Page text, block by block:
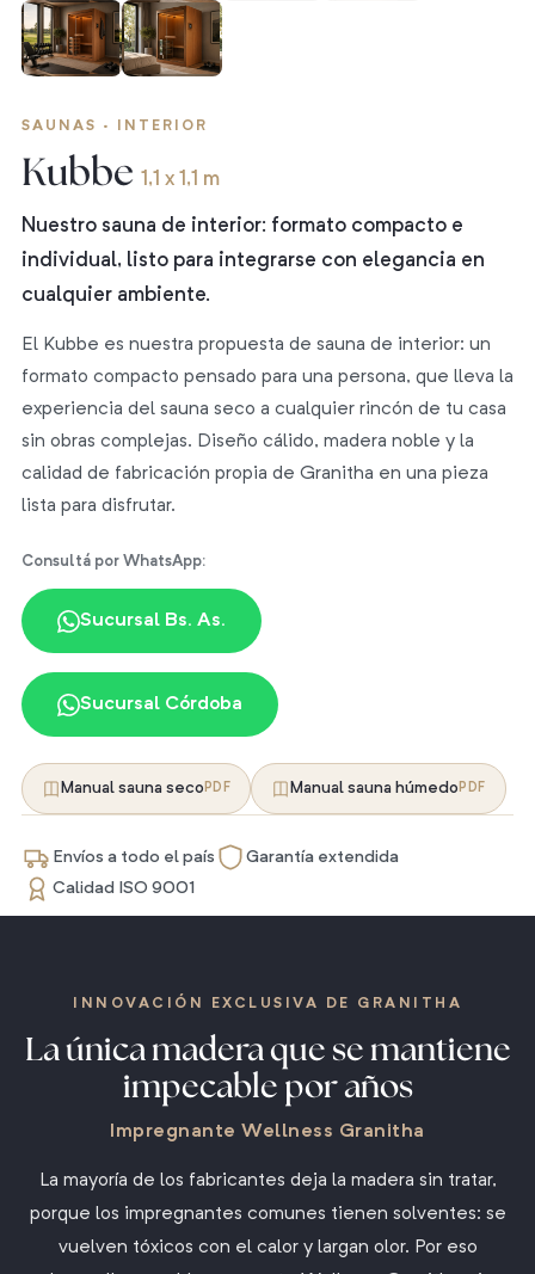
SAUNAS · INTERIOR
Kubbe 1,1 x 1,1 m
Nuestro sauna de interior: formato compacto e
individual, listo para integrarse con elegancia en
cualquier ambiente.
El Kubbe es nuestra propuesta de sauna de interior: un
formato compacto pensado para una persona, que lleva la
experiencia del sauna seco a cualquier rincón de tu casa
sin obras complejas. Diseño cálido, madera noble y la
calidad de fabricación propia de Granitha en una pieza
lista para disfrutar.
Consultá por WhatsApp:
Sucursal Bs. As.
Sucursal Córdoba
Manual sauna seco PDF Manual sauna húmedoPDF
Envíos a todo el país
Garantía extendida
Calidad ISO 9001
INNOVACIÓN EXCLUSIVA DE GRANITHA
La única madera que se mantiene
impecable por años
Impregnante Wellness Granitha
La mayoría de los fabricantes deja la madera sin tratar,
porque los impregnantes comunes tienen solventes: se
vuelven tóxicos con el calor y largan olor. Por eso